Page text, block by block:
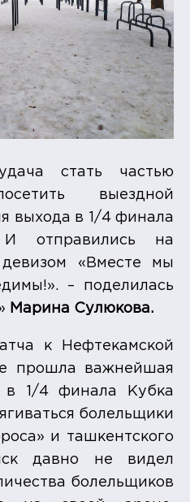
стать частью
выездной
выхода в 1/4 финала
отправились на
«Вместе мы
– поделилась
Марина Сулюкова.
к Нефтекамской
прошла важнейшая
в 1/4 финала Кубка
болельщики
и ташкентского
давно не видел
болельщиков